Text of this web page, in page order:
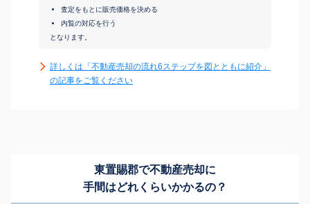
査定をもとに販売価格を決める
内覧の対応を行う
となります。
詳しくは「不動産売却の流れ6ステップを図とともに紹介」
の記事をご覧ください
東置賜郡で不動産売却に
手間はどれくらいかかるの？